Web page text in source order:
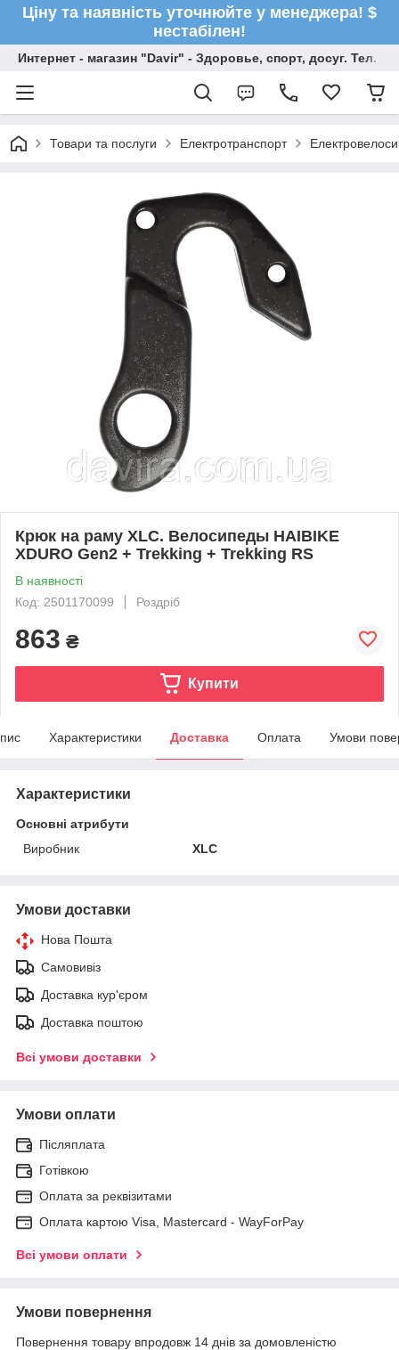
Ціну та наявність уточнюйте у менеджера! $
нестабілен!
Интернет - магазин "Davir" - Здоровье, спорт, досуг. Тел.
Товари та послуги Електротранспорт
Крюк на раму XLC. Велосипеды HAIBIKE
XDURO Gen2 + Trekking + Trekking RS
В наявності
Код: 2501170099
Роздріб
863 ₴
Купити
Характеристики Доставка Оплата Умови
Характеристики
Основні атрибути
Виробник
XLC
Умови доставки
Нова Пошта
Самовивіз
Доставка кур'єром
Доставка поштою
Всі умови доставки
Умови оплати
Післяплата
Готівкою
Оплата за реквізитами
Оплата картою Visa, Mastercard - WayForPay
Всі умови оплати
Умови повернення
Повернення товару впродовж 14 днів за домовленістю